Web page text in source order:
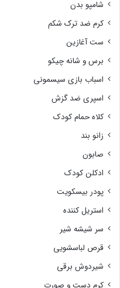
شامپو بدن
کرم ضد ترک شکم
ست آغازین
برس و شانه چیکو
اسباب بازی سیسمونی
اسپری ضد گزش
کلاه حمام کودک
زانو بند
صابون
ادکلن کودک
پودر بیسکویت
استریل کننده
سر شیشه شیر
قرص لباسشویی
شیردوش برقی
کرم دست و صورت